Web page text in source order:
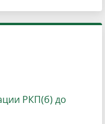
РКП(б) до